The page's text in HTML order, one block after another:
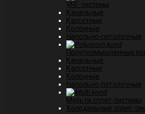
VRF-системы
Канальные
Касcетные
Колонные
Напольно-потолочные
Полупромышленные
Канальные
Кассетные
Колонные
Напольно-потолочные
Мульти сплит-системы
Холодильные сплит-